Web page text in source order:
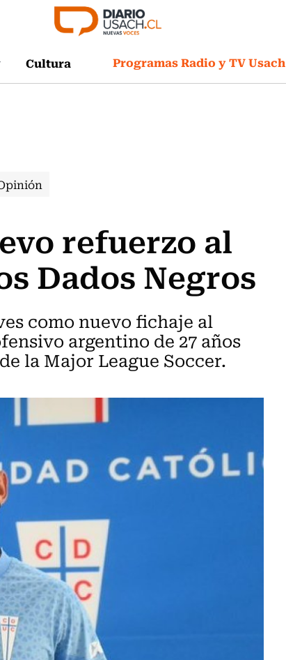
Cultura Programas Radio y TV Usach
refuerzo al
Dados Negros
como nuevo fichaje al
argentino de 27 años
la Major League Soccer.